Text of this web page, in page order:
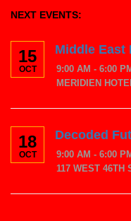
NEXT EVENTS:
15
OCT
Middle East
9:00 AM - 6:00
MERIDIEN
18
OCT
Decoded
9:00 AM - 6:00
117 WEST 46TH